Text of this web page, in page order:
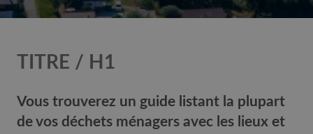
TITRE / H1
Vous trouverez un guide listant la plupart
de vos déchets ménagers avec les lieux et